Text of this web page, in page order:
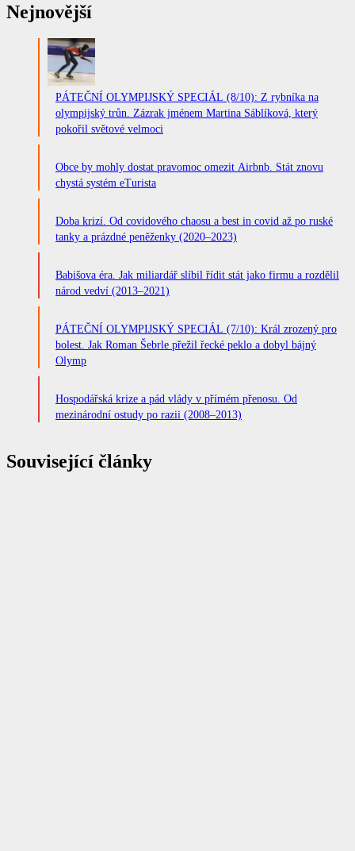
Nejnovější
PÁTEČNÍ OLYMPIJSKÝ SPECIÁL (8/10): Z rybníka na
olympijský trůn. Zázrak jménem Martina Sáblíková, který
pokořil světové velmoci
Obce by mohly dostat pravomoc omezit Airbnb. Stát znovu
chystá systém eTurista
Doba krizí. Od covidového chaosu a best in covid až po ruské
tanky a prázdné peněženky (2020–2023)
Babišova éra. Jak miliardář slíbil řídit stát jako firmu a rozdělil
národ vedví (2013–2021)
PÁTEČNÍ OLYMPIJSKÝ SPECIÁL (7/10): Král zrozený pro
bolest. Jak Roman Šebrle přežil řecké peklo a dobyl bájný
Olymp
Hospodářská krize a pád vlády v přímém přenosu. Od
mezinárodní ostudy po razii (2008–2013)
Související články